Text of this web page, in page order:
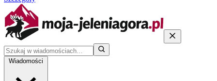
Wiadomości